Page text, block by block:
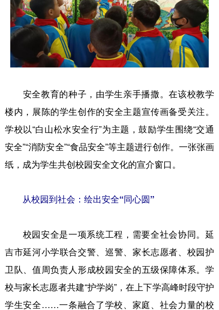
安全教育的种子，由学生亲手播撒。在该校教学
楼内，展陈的学生创作的安全主题宣传画备受关注。
学校以“白山松水安全行”为主题，鼓励学生围绕“交通
安全”“消防安全”“食品安全”等主题进行创作。一张张画
纸，成为学生共创校园安全文化的宣介窗口。
从校园到社会：绘出安全“同心圆”
校园安全是一项系统工程，需要全社会协同。延
吉市延河小学联合交警、巡警、家长志愿者、校园护
卫队、值周负责人形成校园安全的五级保障体系。学
校与家长志愿者共建“护学岗”，在上下学高峰时段守护
学生安全……一条融合了学校、家庭、社会力量的校